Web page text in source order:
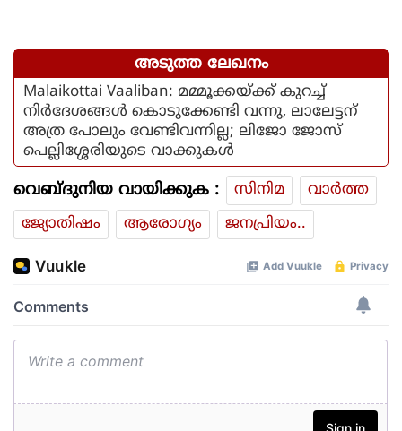
അടുത്ത ലേഖനം
Malaikottai Vaaliban: മമ്മൂക്കയ്ക്ക് കുറച്ച്
നിര്‍ദേശങ്ങള്‍ കൊടുക്കേണ്ടി വന്നു, ലാലേട്ടന്
അത്ര പോലും വേണ്ടിവന്നില്ല; ലിജോ ജോസ്
പെല്ലിശ്ശേരിയുടെ വാക്കുകള്‍
വെബ്ദുനിയ വായിക്കുക : സിനിമ
വാര്‍ത്ത
ജ്യോതിഷം
ആരോഗ്യം ജനപ്രിയം..